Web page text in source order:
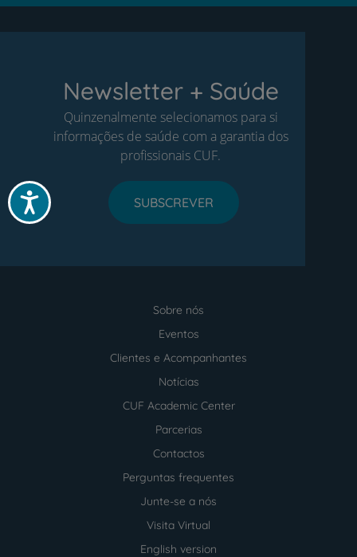
Acessibilidade
Newsletter + Saúde
Quinzenalmente selecionamos para si
informações de saúde com a garantia dos
profissionais CUF.
SUBSCREVER
Sobre nós
Eventos
Clientes e Acompanhantes
Notícias
CUF Academic Center
Parcerias
Contactos
Perguntas frequentes
Junte-se a nós
Visita Virtual
English version